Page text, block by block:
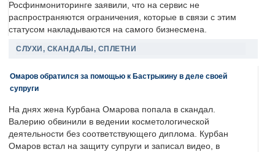
Росфинмониторинге заявили, что на сервис не
распространяются ограничения, которые в связи с этим
статусом накладываются на самого бизнесмена.
СЛУХИ, СКАНДАЛЫ, СПЛЕТНИ
Омаров обратился за помощью к Бастрыкину в деле своей
супруги
На днях жена Курбана Омарова попала в скандал.
Валерию обвинили в ведении косметологической
деятельности без соответствующего диплома. Курбан
Омаров встал на защиту супруги и записал видео, в